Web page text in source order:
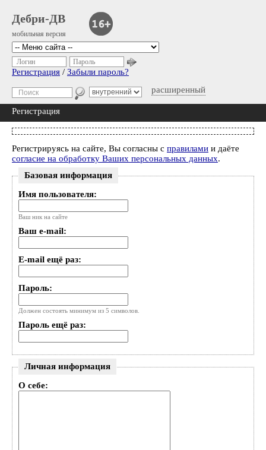
Дебри-ДВ
мобильная версия
расширенный
Логин Пароль
Регистрация / Забыли пароль?
Регистрация
Регистрируясь на сайте, Вы согласны с правилами и даёте
согласие на обработку Ваших персональных данных.
Базовая информация
Имя пользователя:
Ваш ник на сайте
Ваш e-mail:
E-mail ещё раз:
Пароль:
Должен состоять минимум из 5 символов.
Пароль ещё раз:
Личная информация
О себе: